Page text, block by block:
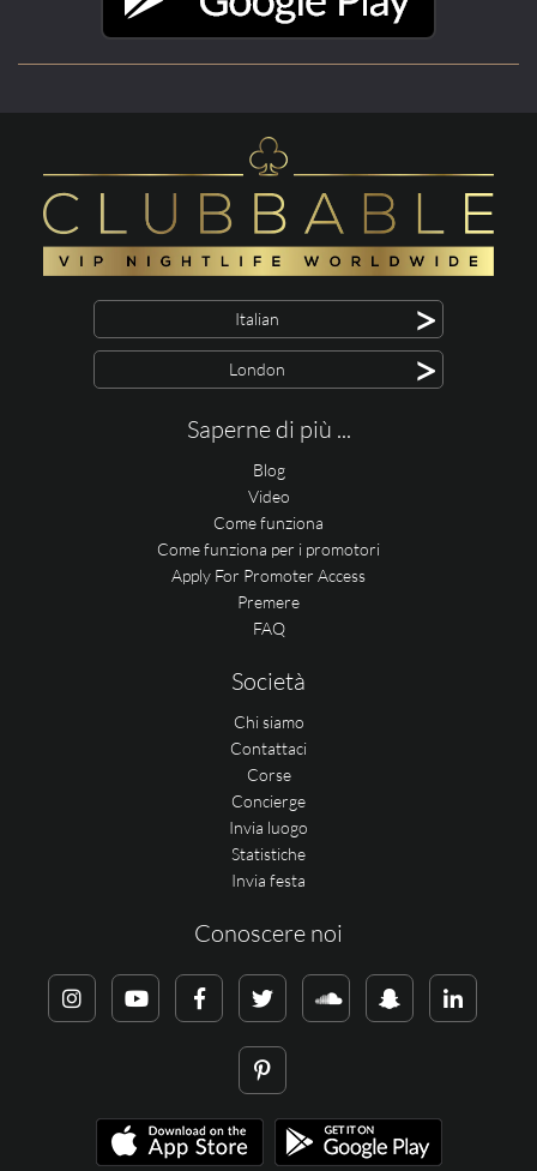
Italian >
London >
Saperne di più ...
Blog
Video
Come funziona
Come funziona per i promotori
Apply For Promoter Access
Premere
FAQ
Società
Chi siamo
Contattaci
Corse
Concierge
Invia luogo
Statistiche
Invia festa
Conoscere noi